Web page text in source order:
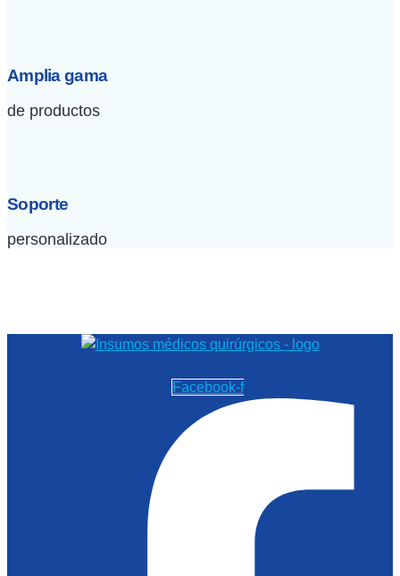
Amplia gama
de productos
Soporte
personalizado
Facebook-f